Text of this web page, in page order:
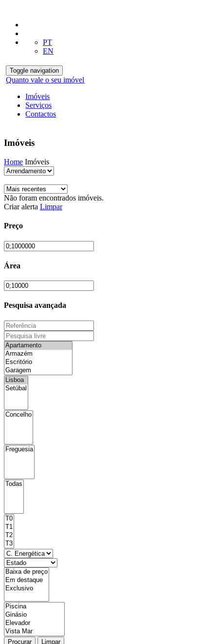
PT
EN
Toggle navigation
Quanto vale o seu imóvel
Imóveis
Serviços
Contactos
Imóveis
Home Imóveis
Não foram encontrados imóveis.
Criar alerta Limpar
Preço
Área
Pesquisa avançada
Procurar Limpar